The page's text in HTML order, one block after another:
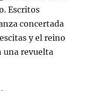
Escritos
concertada
y el reino
revuelta